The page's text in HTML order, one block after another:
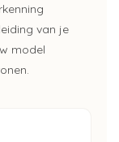
van je
model